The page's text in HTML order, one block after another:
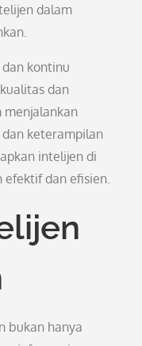
dalam
kontinu
dan
menjalankan
keterampilan
intelijen di
efektif dan efisien.
bukan hanya